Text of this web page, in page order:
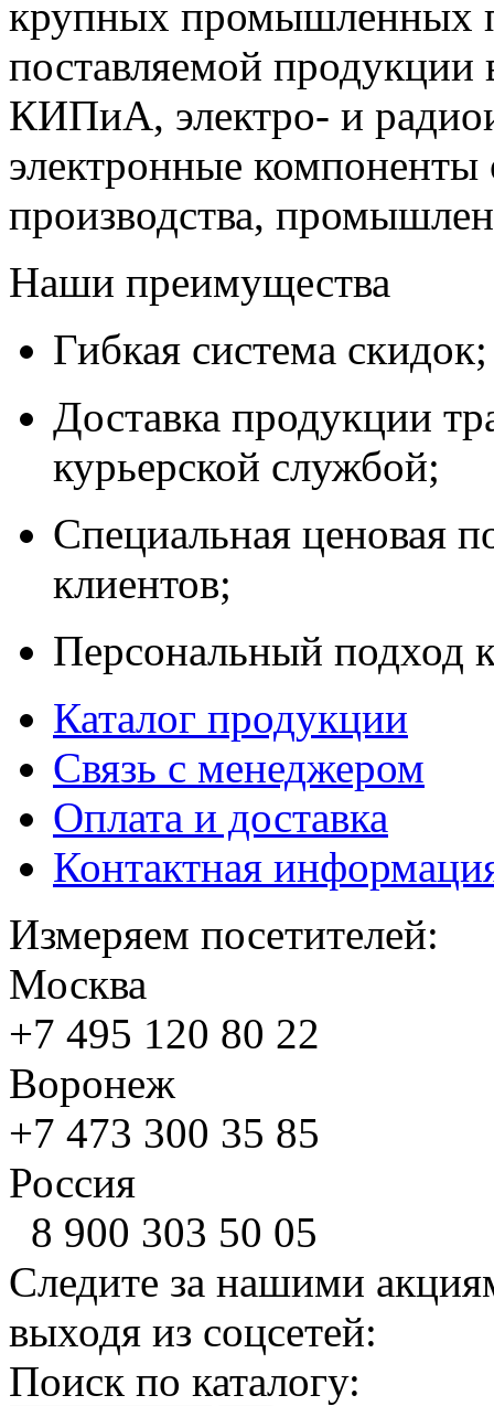
крупных промышленных
поставляемой продукции
КИПиА, электро- и
электронные компоненты
производства,
Наши преимущества
Гибкая система скидок;
Доставка продукции
курьерской службой;
Специальная ценовая
клиентов;
Персональный подход
Каталог продукции
Связь с менеджером
Оплата и доставка
Контактная
Измеряем посетителей:
Москва
+7 495 120 80 22
Воронеж
+7 473 300 35 85
Россия
8 900 303 50 05
Следите за нашими
выходя из соцсетей:
Поиск по каталогу: